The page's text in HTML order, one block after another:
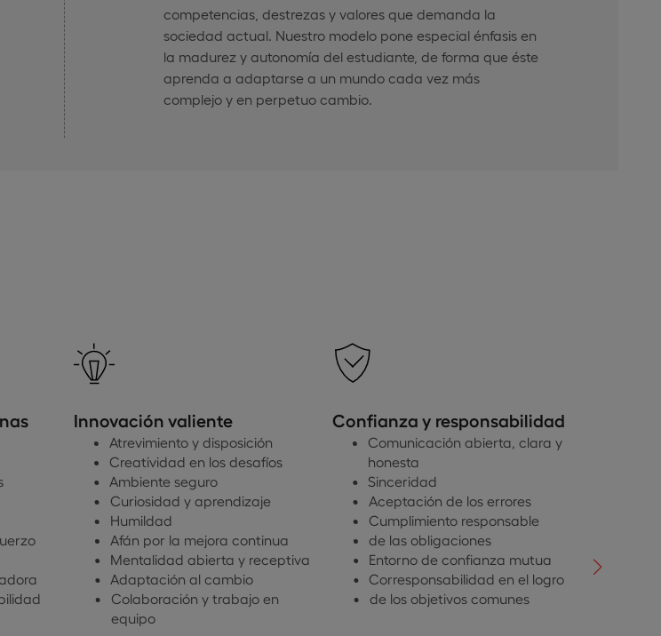
competencias, destrezas y valores que demanda la
sociedad actual. Nuestro modelo pone especial énfasis en
la madurez y autonomía del estudiante, de forma que éste
aprenda a adaptarse a un mundo cada vez más
complejo y en perpetuo cambio.
Innovación valiente
Atrevimiento y disposición
Creatividad en los desafíos
Ambiente seguro
Curiosidad y aprendizaje
Humildad
Afán por la mejora continua
Mentalidad abierta y receptiva
Adaptación al cambio
Colaboración y trabajo en
equipo
Confianza y responsabilidad
Comunicación abierta, clara y
honesta
Sinceridad
Aceptación de los errores
Cumplimiento responsable
de las obligaciones
Entorno de confianza mutua
Corresponsabilidad en el logro
de los objetivos comunes